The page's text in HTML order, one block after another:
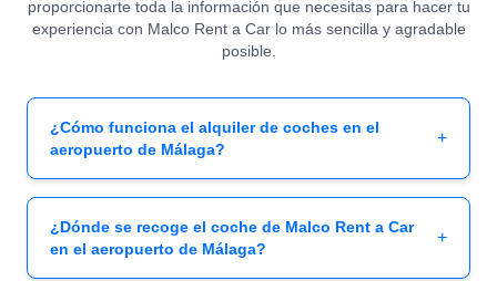
proporcionarte toda la información que necesitas para hacer tu
experiencia con Malco Rent a Car lo más sencilla y agradable
posible.
¿Cómo funciona el alquiler de coches en el
aeropuerto de Málaga?
+
¿Dónde se recoge el coche de Malco Rent a Car
en el aeropuerto de Málaga?
+